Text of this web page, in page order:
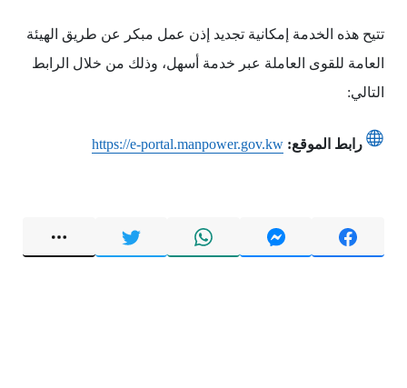
تتيح هذه الخدمة إمكانية تجديد إذن عمل مبكر عن طريق الهيئة
العامة للقوى العاملة عبر خدمة أسهل، وذلك من خلال الرابط
التالي:
رابط الموقع: https://e-portal.manpower.gov.kw